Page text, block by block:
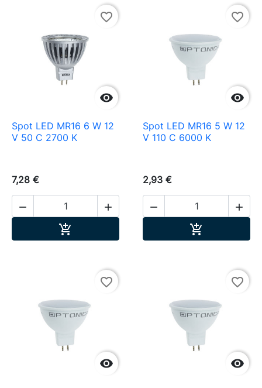

favorite_border
Spot LED MR16 6 W 12
V 50 C 2700 K
7,28 €
 


favorite_border
Spot LED MR16 5 W 12
V 110 C 6000 K
2,93 €
 


favorite_border

favorite_border